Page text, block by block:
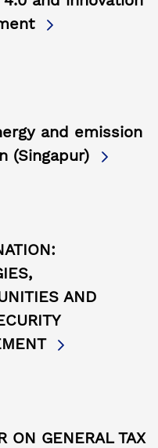
and emission
(Singapur)
AND
ON GENERAL TAX